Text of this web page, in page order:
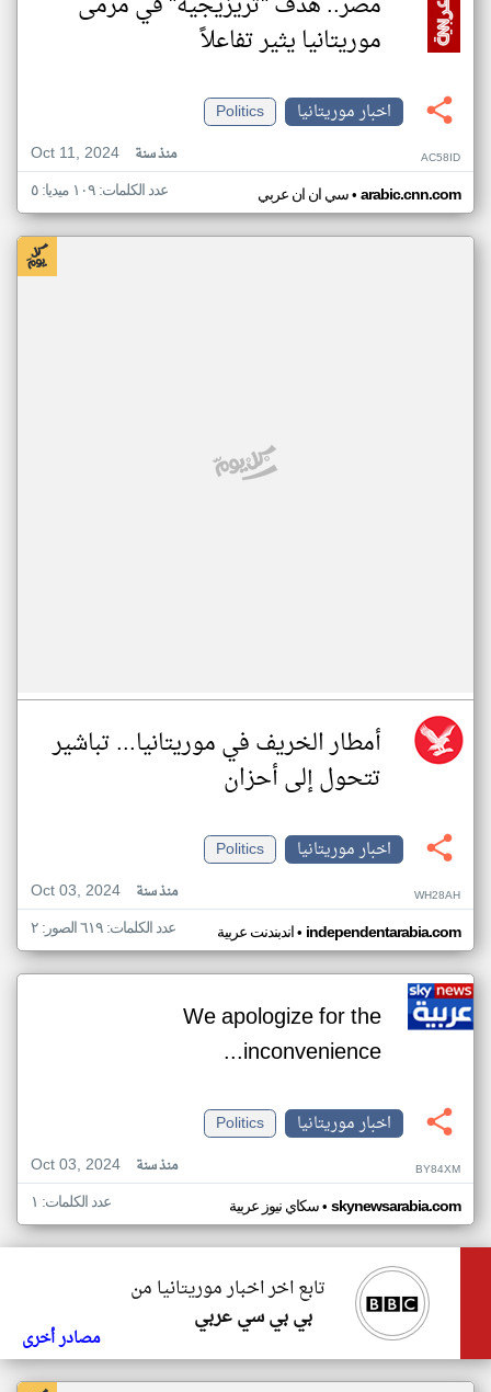
موريتانيا يثير تفاعلاً
اخبار موريتانيا
Politics
Oct 11, 2024
منذ سنة AC58ID
سي ان ان عربي• arabic.cnn.com عدد الكلمات: ١٠٩ ميديا: ٥
أمطار الخريف في موريتانيا... تباشير
تتحول إلى أحزان
اخبار موريتانيا
Politics
Oct 03, 2024
منذ سنة WH28AH
اندبندنت عربية• independentarabia.com عدد الكلمات: ٦١٩ الصور: ٢
We apologize for the
inconvenience...
اخبار موريتانيا
Politics
Oct 03, 2024
منذ سنة BY84XM
سكاي نيوز عربية• skynewsarabia.com عدد الكلمات: ١
تابع اخر اخبار موريتانيا من
بي بي سي عربي
مصادر أخرى